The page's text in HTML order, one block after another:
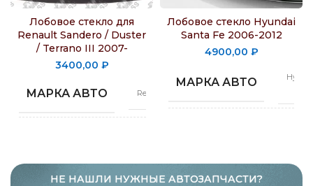
Лобовое стекло для
Renault Sandero / Duster
/ Terrano III 2007-
3400,00 ₽
МАРКА АВТО Renault
Лобовое стекло Hyundai
Santa Fe 2006-2012
4900,00 ₽
МАРКА АВТО
НЕ НАШЛИ НУЖНЫЕ АВТОЗАПЧАСТИ?